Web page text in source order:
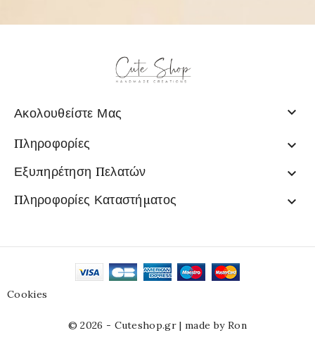
Ακολουθείστε Μας 
Πληροφορίες 
Εξυπηρέτηση Πελατών 
Πληροφορίες Καταστήματος 
Cookies
© 2026 - Cuteshop.gr | made by Ron